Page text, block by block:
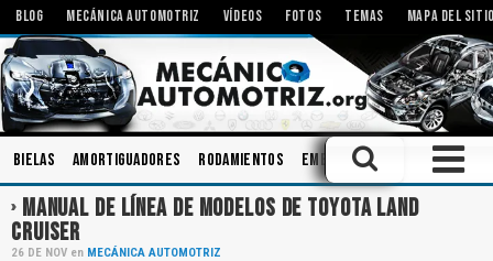
BLOG MECÁNICA AUTOMOTRIZ VÍDEOS FOTOS TEMAS MAPA DEL
Bielas Amortiguadores Rodamientos Embrague Sistemas de
MANUAL DE LÍNEA DE MODELOS DE TOYOTA LAND
CRUISER
26 DE NOV en MECÁNICA AUTOMOTRIZ